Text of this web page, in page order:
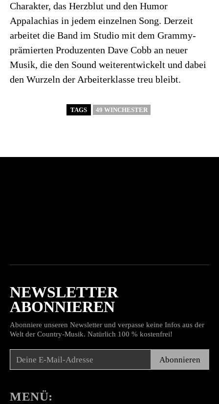
Charakter, das Herzblut und den Humor
Appalachias in jedem einzelnen Song. Derzeit
arbeitet die Band im Studio mit dem Grammy-
prämierten Produzenten Dave Cobb an neuer
Musik, die den Sound weiterentwickelt und dabei
den Wurzeln der Arbeiterklasse treu bleibt.
TAGS 49 WINCHESTER
NEWSLETTER
ABONNIEREN
Abonniere unseren Newsletter und verpasse keine Infos aus der
Welt der Country-Musik. Natürlich 100 % kostenfrei!
Abonnieren
MENÜ: